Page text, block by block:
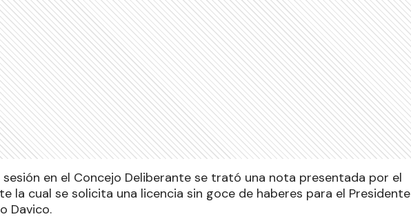
en el Concejo Deliberante se trató una nota presentada por el
la cual se solicita una licencia sin goce de haberes para el Presidente
Davico.